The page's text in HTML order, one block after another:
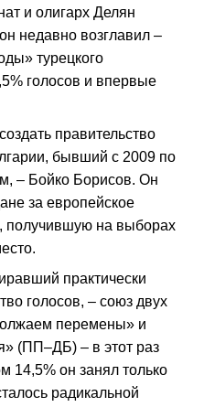
и олигарх Делян
недавно возглавил –
турецкого
голосов и впервые
правительство
бывший с 2009 по
– Бойко Борисов. Он
за европейское
получившую на выборах
практически
голосов, – союз двух
перемены» и
(ПП–ДБ) – в этот раз
14,5% он занял только
радикальной